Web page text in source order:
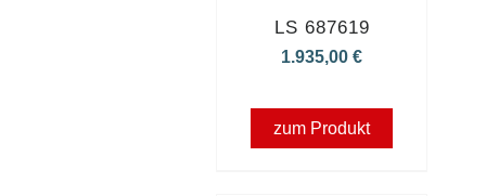
LS 687619
1.935,00€
zum Produkt